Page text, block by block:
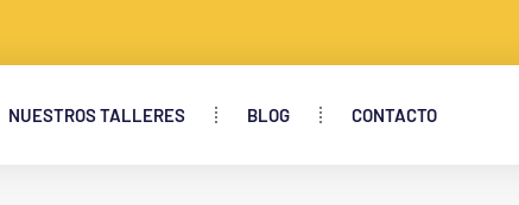
NUESTROS TALLERES BLOG CONTACTO